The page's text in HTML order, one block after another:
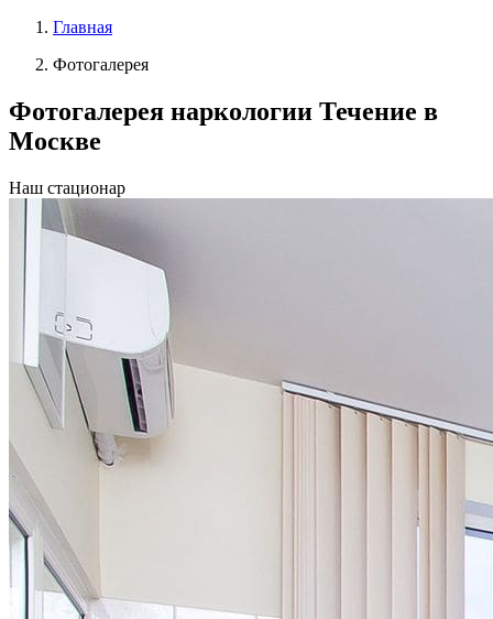
Главная
Фотогалерея
Фотогалерея наркологии Течение в
Москве
Наш стационар